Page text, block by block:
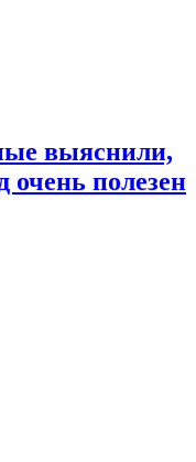
выяснили,
полезен